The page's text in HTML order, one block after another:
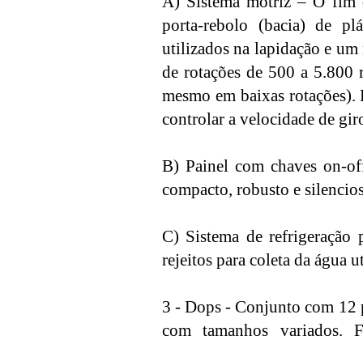
porta-rebolo (bacia) de
utilizados na lapidação e
de rotações de 500 a 5.800
mesmo em baixas
controlar a velocidade de
B) Painel com chaves on-
compacto, robusto e
C) Sistema de refrigeração
rejeitos para coleta da água
3 - Dops - Conjunto com 12
com tamanhos variados.